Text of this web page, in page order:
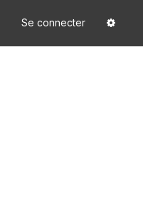
Se connecter